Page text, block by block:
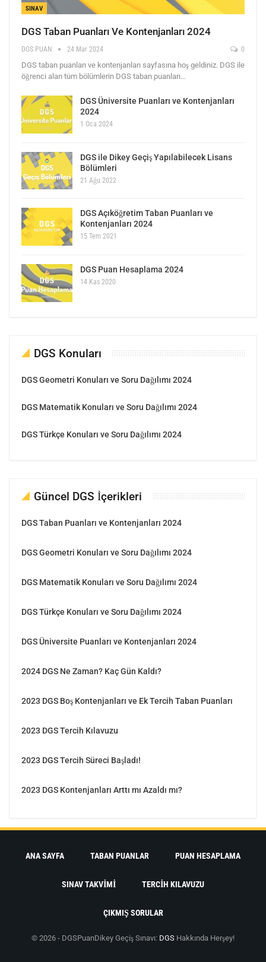
SINAV
DGS Taban Puanları Ve Kontenjanları 2024
DGS PUAN 24 Mar 2024 0
DGS taban puanları ve kontenjanları sayfasına hoş geldiniz. DGS ile
öğrenci alan tüm bölümlerin DGS taban puanları…
DGS Üniversite Puanları ve Kontenjanları
2024
1 Oca 2024
DGS ile Dikey Geçiş Yapılabilecek Lisans
Bölümleri
21 Ağu 2022
DGS Açıköğretim Taban Puanları ve
Kontenjanları 2024
15 Tem 2021
DGS Puan Hesaplama 2024
14 Kas 2020
DGS Konuları
DGS Geometri Konuları ve Soru Dağılımı 2024
DGS Matematik Konuları ve Soru Dağılımı 2024
DGS Türkçe Konuları ve Soru Dağılımı 2024
Güncel DGS İçerikleri
DGS Taban Puanları ve Kontenjanları 2024
DGS Geometri Konuları ve Soru Dağılımı 2024
DGS Matematik Konuları ve Soru Dağılımı 2024
DGS Türkçe Konuları ve Soru Dağılımı 2024
DGS Üniversite Puanları ve Kontenjanları 2024
2024 DGS Ne Zaman? Kaç Gün Kaldı?
2023 DGS Boş Kontenjanları ve Ek Tercih Taban Puanları
2023 DGS Tercih Kılavuzu
2023 DGS Tercih Süreci Başladı!
2023 DGS Kontenjanları Arttı mı Azaldı mı?
ANA SAYFA TABAN PUANLAR PUAN HESAPLAMA
SINAV TAKVIMI TERCIH KILAVUZU
ÇIKMIŞ SORULAR
© 2026 - DGSPuanDikey Geçiş Sınavı: DGS Hakkında Herşey!